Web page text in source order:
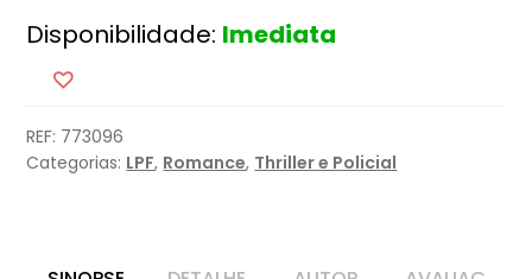
o
Presidente
Disponibilidade: Imediata
REF: 773096
Categorias: LPF, Romance, Thriller e Policial